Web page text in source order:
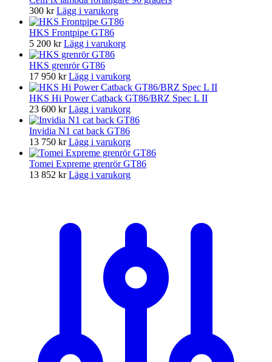
300 kr Lägg i varukorg
HKS Frontpipe GT86
5 200 kr Lägg i varukorg
HKS grenrör GT86
17 950 kr Lägg i varukorg
HKS Hi Power Catback GT86/BRZ Spec L II
23 600 kr Lägg i varukorg
Invidia N1 cat back GT86
13 750 kr Lägg i varukorg
Tomei Expreme grenrör GT86
13 852 kr Lägg i varukorg